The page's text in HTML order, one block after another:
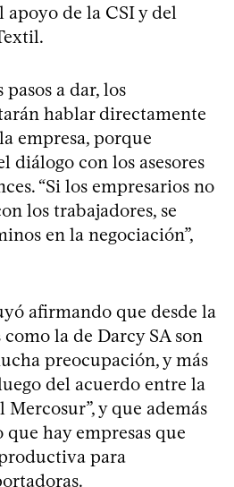
de la CSI y del
a dar, los
hablar directamente
empresa, porque
diálogo con los asesores
“Si los empresarios no
los trabajadores, se
en la negociación”,
afirmando que desde la
la de Darcy SA son
preocupación, y más
del acuerdo entre la
y que además
hay empresas que
para